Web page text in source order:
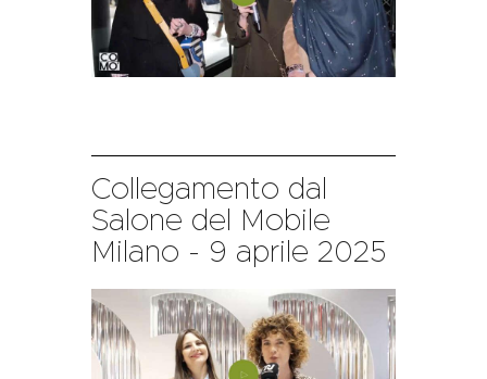
Collegamento dal
Salone del Mobile
Milano - 9 aprile 2025